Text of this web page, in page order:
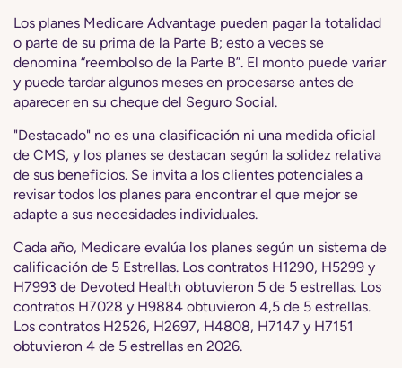
Los planes Medicare Advantage pueden pagar la totalidad
o parte de su prima de la Parte B; esto a veces se
denomina “reembolso de la Parte B”. El monto puede variar
y puede tardar algunos meses en procesarse antes de
aparecer en su cheque del Seguro Social.
"Destacado" no es una clasificación ni una medida oficial
de CMS, y los planes se destacan según la solidez relativa
de sus beneficios. Se invita a los clientes potenciales a
revisar todos los planes para encontrar el que mejor se
adapte a sus necesidades individuales.
Cada año, Medicare evalúa los planes según un sistema de
calificación de 5 Estrellas. Los contratos H1290, H5299 y
H7993 de Devoted Health obtuvieron 5 de 5 estrellas. Los
contratos H7028 y H9884 obtuvieron 4,5 de 5 estrellas.
Los contratos H2526, H2697, H4808, H7147 y H7151
obtuvieron 4 de 5 estrellas en 2026.